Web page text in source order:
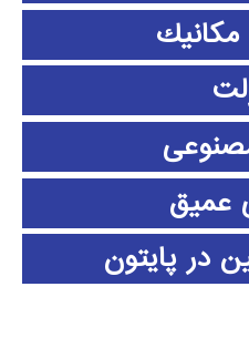
عمیق
در پایتون